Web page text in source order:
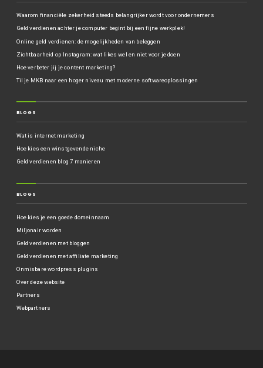
Waarom financiële zekerheid steeds belangrijker wordt voor ondernemers
Geld verdienen achter je computer begint bij een fijne werkplek!
Online geld verdienen: de mogelijkheden van beleggen
Zichtbaarheid op Instagram: wat likes wel en niet voor je doen
Hoe verbeter jij je content marketing?
Til je MKB naar een hoger niveau met moderne softwareoplossingen
BLOGS
Wat is internet marketing
Hoe kies een winstgevende niche
Geld verdienen blog 7 manieren
BLOGS
Hoe kies je een goede domeinnaam
Miljonair worden
Geld verdienen met bloggen
Geld verdienen met affiliate marketing
Onmisbare wordpress plugins
Over deze website
Partners
Webpartners